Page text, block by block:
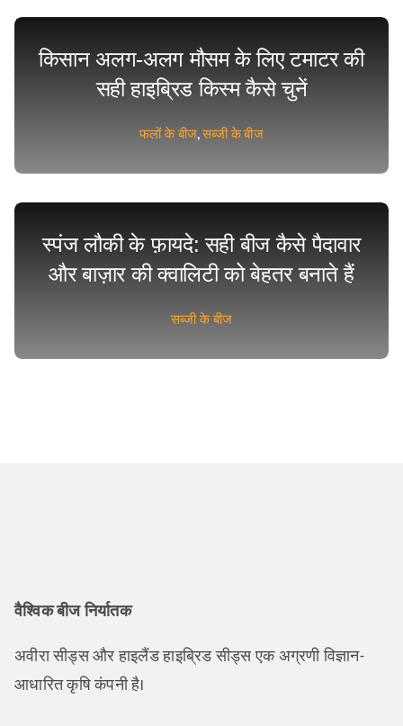
किसान अलग-अलग मौसम के लिए टमाटर की
सही हाइब्रिड किस्म कैसे चुनें
फलों के बीज,सब्जी के बीज
स्पंज लौकी के फ़ायदे: सही बीज कैसे पैदावार
और बाज़ार की क्वालिटी को बेहतर बनाते हैं
सब्जी के बीज
वैश्विक बीज निर्यातक
अवीरा सीड्स और हाइलैंड हाइब्रिड सीड्स एक अग्रणी विज्ञान-
आधारित कृषि कंपनी है।